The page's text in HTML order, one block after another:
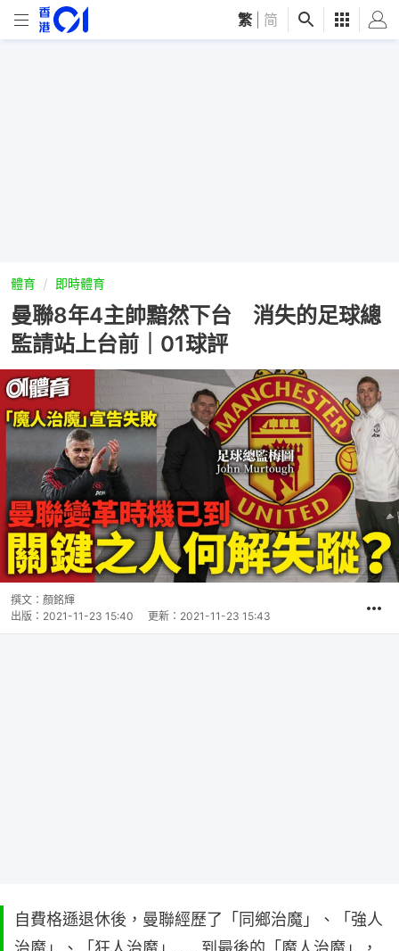
繁 简
體育 即時體育
曼聯8年4主帥黯然下台 消失的足球總
監請站上台前｜01球評
撰文： 顏銘輝
出版： 2021-11-23 15:40 更新： 2021-11-23 15:43
自費格遜退休後，曼聯經歷了「同鄉治魔」、「強人